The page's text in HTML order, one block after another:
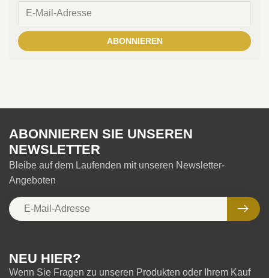
ABONNIEREN
NEU HIER?
Wenn Sie Fragen zu unseren Produkten oder Ihrem Kauf
ABONNIEREN SIE UNSEREN
NEWSLETTER
Bleibe auf dem Laufenden mit unseren Newsletter-
Angeboten